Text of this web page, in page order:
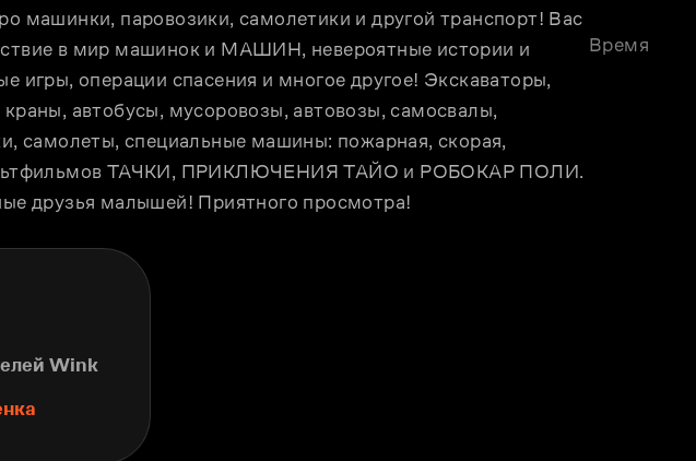
машинки, паровозики, самолетики и другой транспорт! Вас
в мир машинок и МАШИН, невероятные истории и
игры, операции спасения и многое другое! Экскаваторы,
автобусы, мусоровозы, автовозы, самосвалы,
самолеты, специальные машины: пожарная, скорая,
ТАЧКИ, ПРИКЛЮЧЕНИЯ ТАЙО и РОБОКАР ПОЛИ.
друзья малышей! Приятного просмотра!
Время
Wink